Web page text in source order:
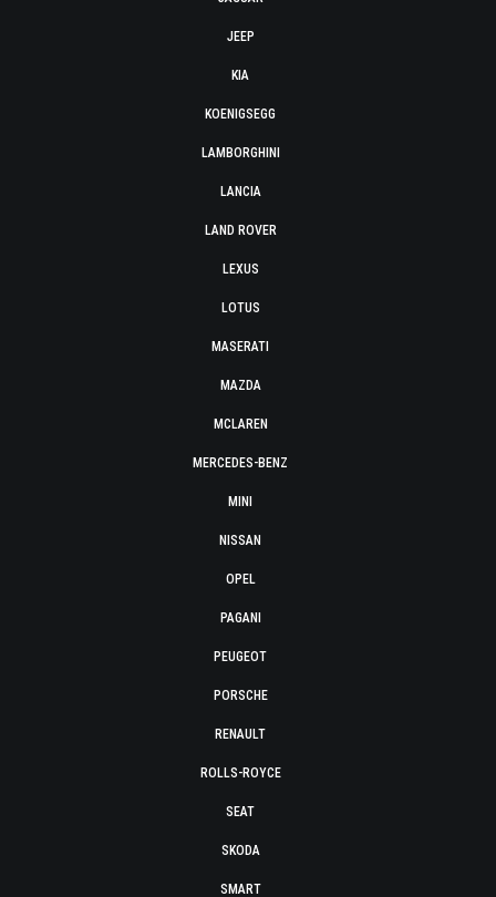
JEEP
KIA
KOENIGSEGG
LAMBORGHINI
LANCIA
LAND ROVER
LEXUS
LOTUS
MASERATI
MAZDA
MCLAREN
MERCEDES-BENZ
MINI
NISSAN
OPEL
PAGANI
PEUGEOT
PORSCHE
RENAULT
ROLLS-ROYCE
SEAT
SKODA
SMART